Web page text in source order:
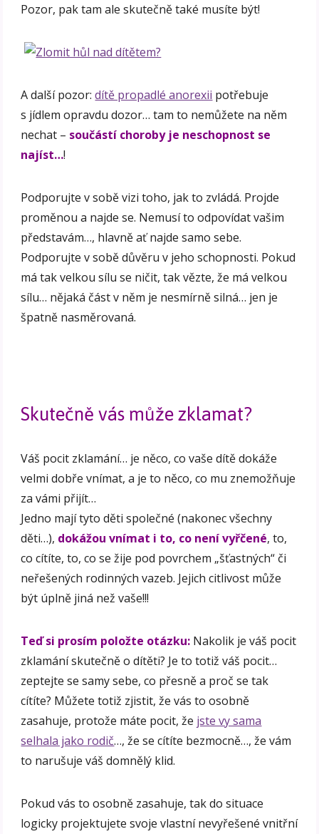
Pozor, pak tam ale skutečně také musíte být!
A další pozor:dítě propadlé anorexii potřebuje
s jídlem opravdu dozor… tam to nemůžete na něm
nechat – součástí choroby je neschopnost se
najíst…!
Podporujte v sobě vizi toho, jak to zvládá. Projde
proměnou a najde se. Nemusí to odpovídat vašim
představám…, hlavně ať najde samo sebe.
Podporujte v sobě důvěru v jeho schopnosti. Pokud
má tak velkou sílu se ničit, tak vězte, že má velkou
sílu… nějaká část v něm je nesmírně silná… jen je
špatně nasměrovaná.
Skutečně vás může zklamat?
Váš pocit zklamání… je něco, co vaše dítě dokáže
velmi dobře vnímat, a je to něco, co mu znemožňuje
za vámi přijít…
Jedno mají tyto děti společné (nakonec všechny
děti…), dokážou vnímat i to, co není vyřčené, to,
co cítíte, to, co se žije pod povrchem „šťastných“ či
neřešených rodinných vazeb. Jejich citlivost může
být úplně jiná než vaše!!!
Teď si prosím položte otázku: Nakolik je váš pocit
zklamání skutečně o dítěti? Je to totiž váš pocit…
zeptejte se samy sebe, co přesně a proč se tak
cítíte? Můžete totiž zjistit, že vás to osobně
zasahuje, protože máte pocit, že jste vy sama
selhala jako rodič…, že se cítíte bezmocně…, že vám
to narušuje váš domnělý klid.
Pokud vás to osobně zasahuje, tak do situace
logicky projektujete svoje vlastní nevyřešené vnitřní